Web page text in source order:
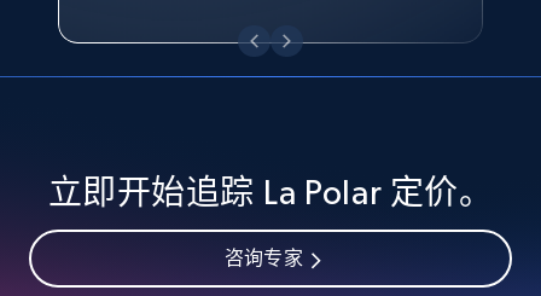
URL, Product id, Title, Seller name, Seller rating,
Seller reviews, Breadcrumbs, Root category, and
359+ 立即开始
Google Shopping
立即开始追踪 La Polar 定价。
咨询专家